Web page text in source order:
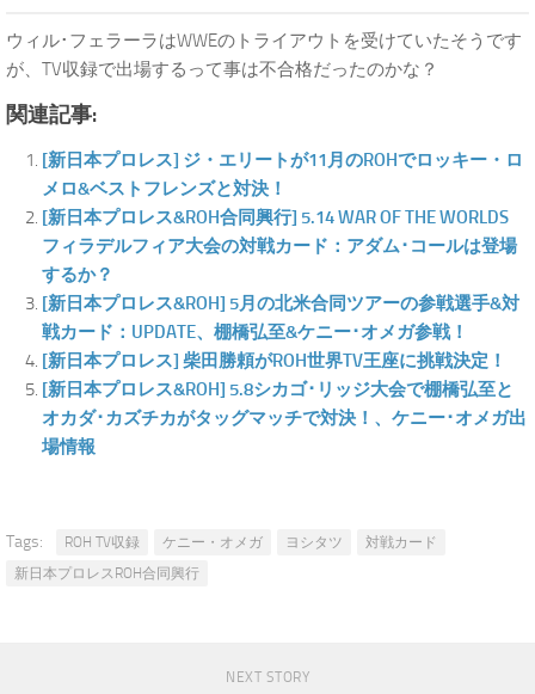
ウィル･フェラーラはWWEのトライアウトを受けていたそうです
が、TV収録で出場するって事は不合格だったのかな？
関連記事:
[新日本プロレス] ジ・エリートが11月のROHでロッキー・ロ
メロ&ベストフレンズと対決！
[新日本プロレス&ROH合同興行] 5.14 WAR OF THE WORLDS
フィラデルフィア大会の対戦カード：アダム･コールは登場
するか？
[新日本プロレス&ROH] 5月の北米合同ツアーの参戦選手&対
戦カード：UPDATE、棚橋弘至&ケニー･オメガ参戦！
[新日本プロレス] 柴田勝頼がROH世界TV王座に挑戦決定！
[新日本プロレス&ROH] 5.8シカゴ･リッジ大会で棚橋弘至と
オカダ･カズチカがタッグマッチで対決！、ケニー･オメガ出
場情報
Tags: ROH TV収録 ケニー・オメガ ヨシタツ
対戦カード
新日本プロレスROH合同興行
NEXT STORY